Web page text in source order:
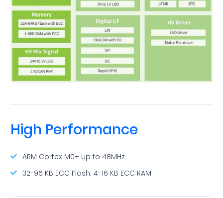
High Performance
ARM Cortex M0+ up to 48MHz
32-96 KB ECC Flash, 4-16 KB ECC RAM